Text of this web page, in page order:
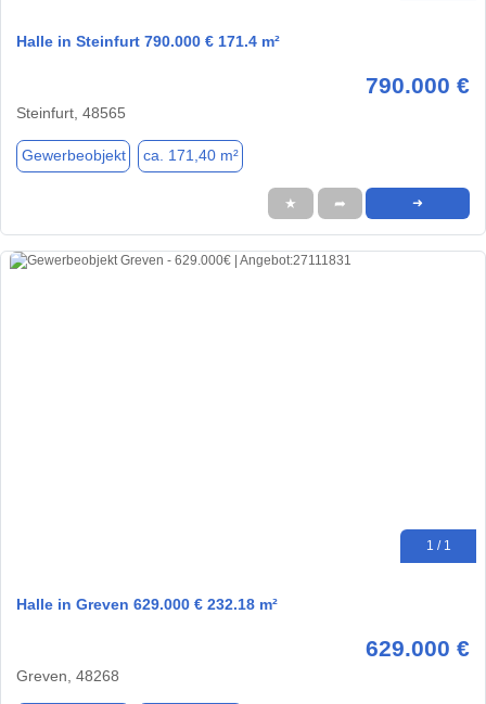
Halle in Steinfurt 790.000 € 171.4 m²
790.000 €
Steinfurt, 48565
Gewerbeobjekt ca. 171,40 m²
★ ➦ ➜
1 / 1
Halle in Greven 629.000 € 232.18 m²
629.000 €
Greven, 48268